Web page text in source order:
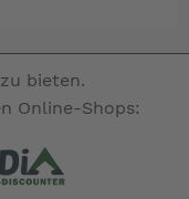
bieten.
Online-Shops: